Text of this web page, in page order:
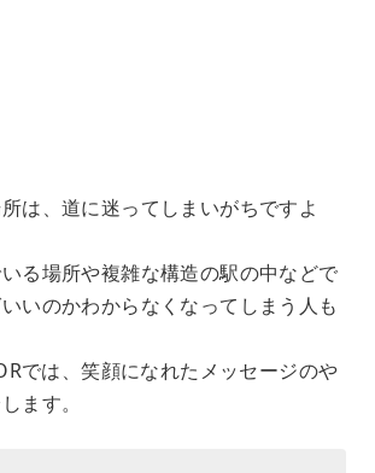
は、道に迷ってしまいがちですよ
る場所や複雑な構造の駅の中などで
いのかわからなくなってしまう人も
では、笑顔になれたメッセージのや
ます。